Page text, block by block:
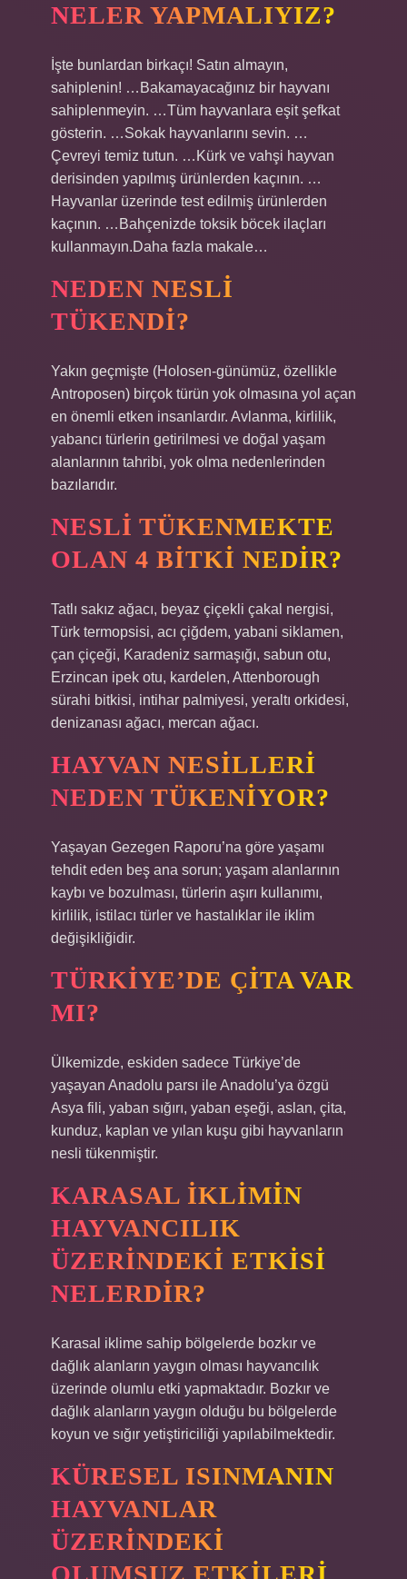
NELER YAPMALIYIZ?
İşte bunlardan birkaçı! Satın almayın,
sahiplenin! …Bakamayacağınız bir hayvanı
sahiplenmeyin. …Tüm hayvanlara eşit şefkat
gösterin. …Sokak hayvanlarını sevin. …
Çevreyi temiz tutun. …Kürk ve vahşi hayvan
derisinden yapılmış ürünlerden kaçının. …
Hayvanlar üzerinde test edilmiş ürünlerden
kaçının. …Bahçenizde toksik böcek ilaçları
kullanmayın.Daha fazla makale…
NEDEN NESLI
TÜKENDI?
Yakın geçmişte (Holosen-günümüz, özellikle
Antroposen) birçok türün yok olmasına yol açan
en önemli etken insanlardır. Avlanma, kirlilik,
yabancı türlerin getirilmesi ve doğal yaşam
alanlarının tahribi, yok olma nedenlerinden
bazılarıdır.
NESLI TÜKENMEKTE
OLAN 4 BITKI NEDIR?
Tatlı sakız ağacı, beyaz çiçekli çakal nergisi,
Türk termopsisi, acı çiğdem, yabani siklamen,
çan çiçeği, Karadeniz sarmaşığı, sabun otu,
Erzincan ipek otu, kardelen, Attenborough
sürahi bitkisi, intihar palmiyesi, yeraltı orkidesi,
denizanası ağacı, mercan ağacı.
HAYVAN NESILLERI
NEDEN TÜKENIYOR?
Yaşayan Gezegen Raporu’na göre yaşamı
tehdit eden beş ana sorun; yaşam alanlarının
kaybı ve bozulması, türlerin aşırı kullanımı,
kirlilik, istilacı türler ve hastalıklar ile iklim
değişikliğidir.
TÜRKIYE’DE ÇITA VAR
MI?
Ülkemizde, eskiden sadece Türkiye’de
yaşayan Anadolu parsı ile Anadolu’ya özgü
Asya fili, yaban sığırı, yaban eşeği, aslan, çita,
kunduz, kaplan ve yılan kuşu gibi hayvanların
nesli tükenmiştir.
KARASAL IKLIMIN
HAYVANCILIK
ÜZERINDEKI ETKISI
NELERDIR?
Karasal iklime sahip bölgelerde bozkır ve
dağlık alanların yaygın olması hayvancılık
üzerinde olumlu etki yapmaktadır. Bozkır ve
dağlık alanların yaygın olduğu bu bölgelerde
koyun ve sığır yetiştiriciliği yapılabilmektedir.
KÜRESEL ISINMANIN
HAYVANLAR
ÜZERINDEKI